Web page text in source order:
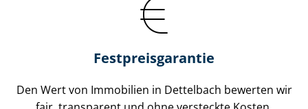
Festpreis​garantie
Den Wert von Immobilien in Dettelbach bewerten wir